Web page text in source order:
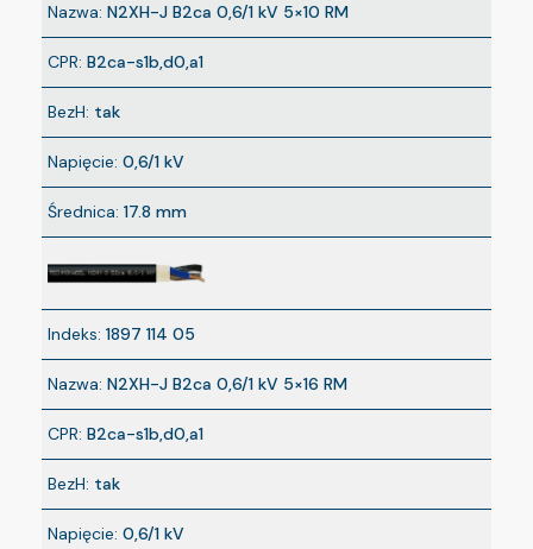
Nazwa: N2XH-J B2ca 0,6/1 kV 5×10 RM
CPR: B2ca-s1b,d0,a1
BezH: tak
Napięcie: 0,6/1 kV
Średnica: 17.8 mm
Indeks: 1897 114 05
Nazwa: N2XH-J B2ca 0,6/1 kV 5×16 RM
CPR: B2ca-s1b,d0,a1
BezH: tak
Napięcie: 0,6/1 kV